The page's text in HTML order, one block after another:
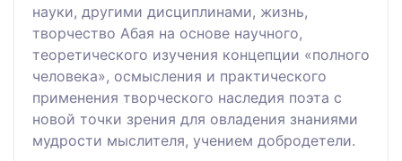
науки, другими дисциплинами, жизнь,
творчество Абая на основе научного,
теоретического изучения концепции «полного
человека», осмысления и практического
применения творческого наследия поэта с
новой точки зрения для овладения знаниями
мудрости мыслителя, учением добродетели.